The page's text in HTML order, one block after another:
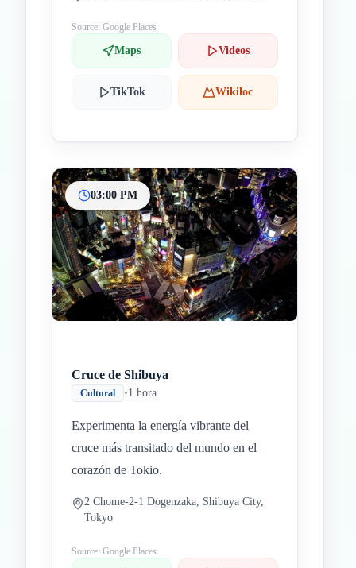
Source: Google Places
Maps Videos
TikTok Wikiloc
03:00 PM
Cruce de Shibuya
Cultural •1 hora
Experimenta la energía vibrante del
cruce más transitado del mundo en el
corazón de Tokio.
2 Chome-2-1 Dogenzaka, Shibuya City,
Tokyo
Source: Google Places